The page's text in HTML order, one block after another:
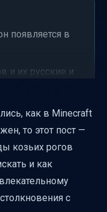
появляется в
и их русские и
рога
в игре
рога в Minecraft
рогов
как в Minecraft
то этот пост —
козьих рогов
и как
с